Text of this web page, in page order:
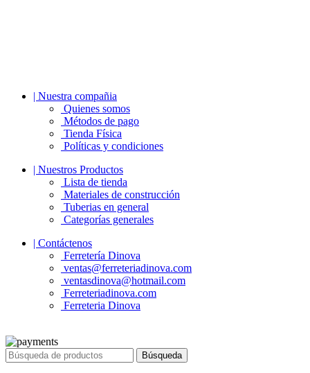
| Nuestra compañia
Quienes somos
Métodos de pago
Tienda Física
Políticas y condiciones
| Nuestros Productos
Lista de tienda
Materiales de construcción
Tuberias en general
Categorías generales
| Contáctenos
Ferretería Dinova
ventas@ferreteriadinova.com
ventasdinova@hotmail.com
Ferreteriadinova.com
Ferreteria Dinova
Búsqueda